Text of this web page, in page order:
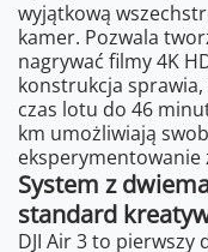
wyjątkową
kamer. Pozwala
nagrywać filmy 4K
konstrukcja sprawia,
czas lotu do 46
km umożliwiają
eksperymentowanie
System z
standard
DJI Air 3 to